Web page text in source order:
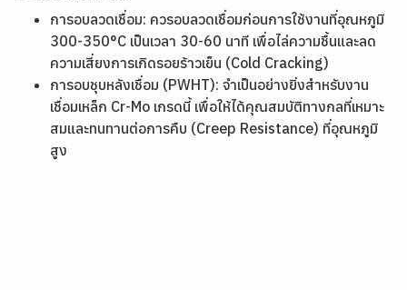
การอบลวดเชื่อม: ควรอบลวดเชื่อมก่อนการใช้งานที่อุณหภูมิ
300-350°C เป็นเวลา 30-60 นาที เพื่อไล่ความชื้นและลด
ความเสี่ยงการเกิดรอยร้าวเย็น (Cold Cracking)
การอบชุบหลังเชื่อม (PWHT): จำเป็นอย่างยิ่งสำหรับงาน
เชื่อมเหล็ก Cr-Mo เกรดนี้ เพื่อให้ได้คุณสมบัติทางกลที่เหมาะ
สมและทนทานต่อการคืบ (Creep Resistance) ที่อุณหภูมิ
สูง